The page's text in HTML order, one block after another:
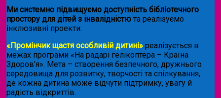
Ми системно підвищуємо доступність бібліотечного
простору для дітей з інвалідністю та реалізуємо
інклюзивні проекти:
«Промінчик щастя особливій дитині» реалізується в
межах програми «На радарі гелікоптера – Країна
Здоров’я». Мета – створення безпечного, дружнього
середовища для розвитку, творчості та спілкування,
де кожна дитина може відчути підтримку, увагу й
радість відкриттів.